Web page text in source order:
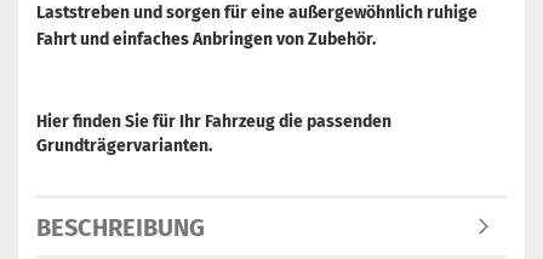
Laststreben und sorgen für eine außergewöhnlich ruhige
Fahrt und einfaches Anbringen von Zubehör.
Hier finden Sie für Ihr Fahrzeug die passenden
Grundträgervarianten.
BESCHREIBUNG